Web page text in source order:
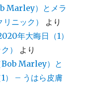
Marley）とメラ
ニック）
より
年大晦日（1）
）
より
Marley）と
） – うはら皮膚